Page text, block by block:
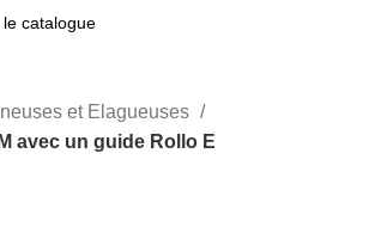
et Elagueuses
avec un guide Rollo E